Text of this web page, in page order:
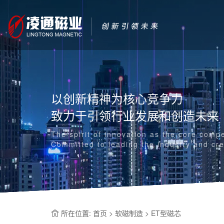
以创新精神为核心竞争力
致力于引领行业发展和创造未来
The spirit of innovation as the core
Committed to leading the industry and
所在位置: 首页 > 软磁制造 > ET型磁芯